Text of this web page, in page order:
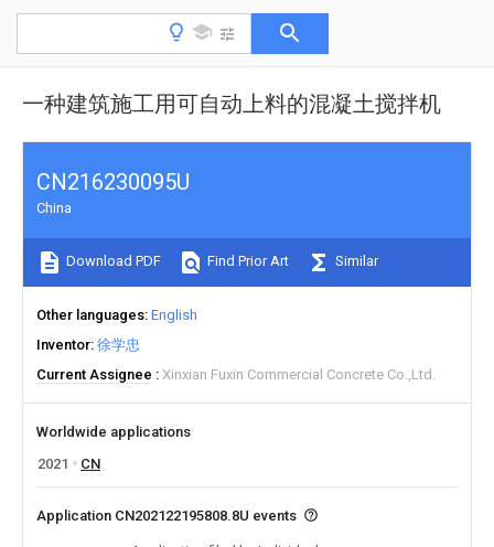
一种建筑施工用可自动上料的混凝土搅拌机
CN216230095U
China
Download PDF Find Prior Art Similar
Other languages English
Inventor 徐学忠
Current Assignee
Xinxian Fuxin Commercial Concrete Co.,Ltd.
Worldwide applications
2021
CN
Application CN202122195808.8U events